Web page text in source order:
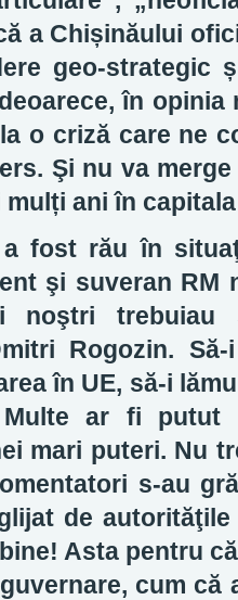
a Chișinăului
geo-strategic ș
în opinia
o criză care ne
Şi nu va
mulți ani în
fost rău în
şi suveran
noştri
Rogozin.
în UE, să-i
ar fi putut
mari puteri. Nu
s-au
de
Asta pentru
cum că